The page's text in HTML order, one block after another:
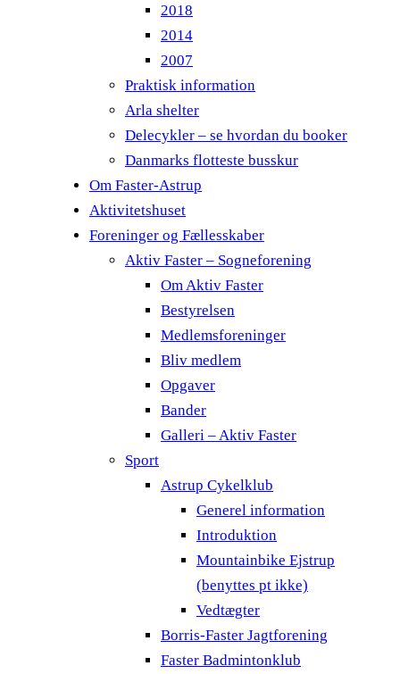
2018
2014
2007
Praktisk information
Arla shelter
Delecykler – se hvordan du booker
Danmarks flotteste busskur
Om Faster-Astrup
Aktivitetshuset
Foreninger og Fællesskaber
Aktiv Faster – Sogneforening
Om Aktiv Faster
Bestyrelsen
Medlemsforeninger
Bliv medlem
Opgaver
Bander
Galleri – Aktiv Faster
Sport
Astrup Cykelklub
Generel information
Introduktion
Mountainbike Ejstrup
(benyttes pt ikke)
Vedtægter
Borris-Faster Jagtforening
Faster Badmintonklub